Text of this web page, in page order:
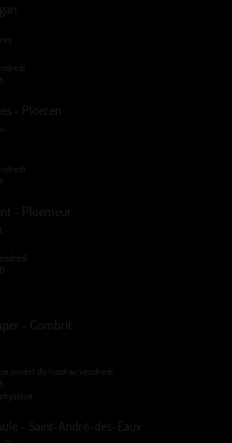
- Ploeren
- Ploemeur
- Combrit
ouvert du lundi au vendredi
- Saint-André-des-Eaux